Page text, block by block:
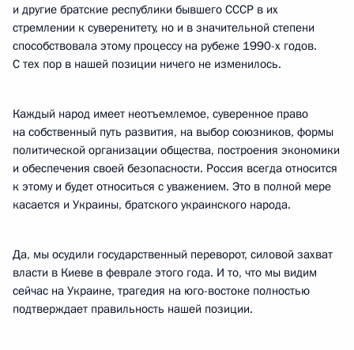
и другие братские республики бывшего СССР в их
стремлении к суверенитету, но и в значительной степени
способствовала этому процессу на рубеже 1990-х годов.
С тех пор в нашей позиции ничего не изменилось.
Каждый народ имеет неотъемлемое, суверенное право
на собственный путь развития, на выбор союзников, формы
политической организации общества, построения экономики
и обеспечения своей безопасности. Россия всегда относится
к этому и будет относиться с уважением. Это в полной мере
касается и Украины, братского украинского народа.
Да, мы осудили государственный переворот, силовой захват
власти в Киеве в феврале этого года. И то, что мы видим
сейчас на Украине, трагедия на юго-востоке полностью
подтверждает правильность нашей позиции.